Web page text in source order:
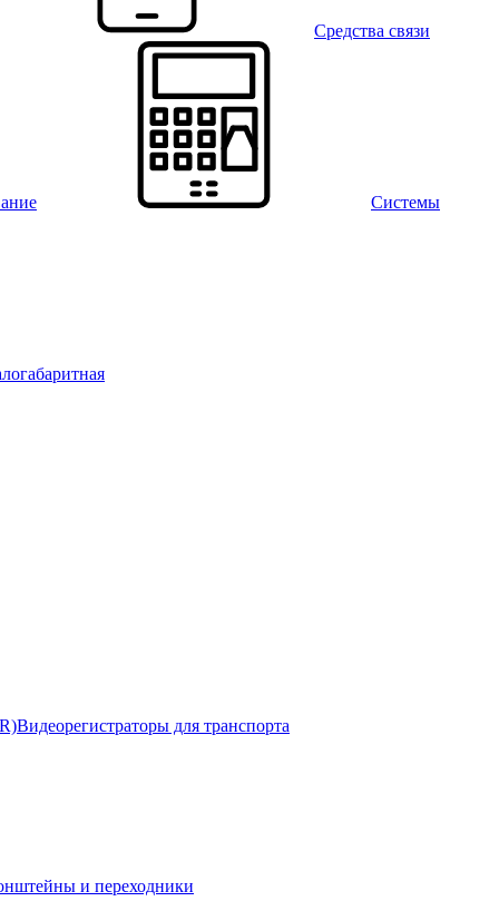
Средства связи
Системы
Видеорегистраторы для транспорта
и переходники